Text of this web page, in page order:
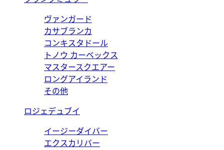
ヴァンガード
カサブランカ
コンキスタドール
トノウ カーベックス
マスタースクエアー
ロングアイランド
その他
ロジェデュブイ
イージーダイバー
エクスカリバー